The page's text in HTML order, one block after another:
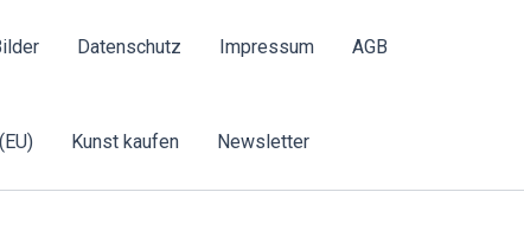
Datenschutz Impressum AGB
Kunst kaufen Newsletter